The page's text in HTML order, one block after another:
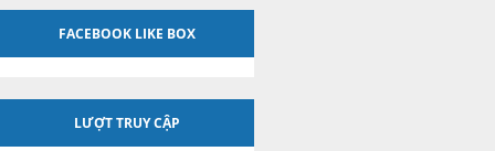
FACEBOOK LIKE BOX
LƯỢT TRUY CẬP